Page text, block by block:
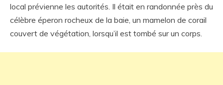
local prévienne les autorités. Il était en randonnée près du
célèbre éperon rocheux de la baie, un mamelon de corail
couvert de végétation, lorsqu’il est tombé sur un corps.